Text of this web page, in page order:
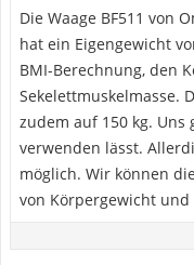
Die Waage BF511 von
hat ein Eigengewicht
BMI-Berechnung, den
Sekelettmuskelmasse.
zudem auf 150 kg. Uns
verwenden lässt.
möglich. Wir können
von Körpergewicht